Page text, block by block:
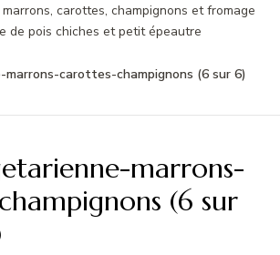
carottes, champignons et fromage
de pois chiches et petit épeautre
carottes-champignons (6 sur 6)
marrons-
(6 sur